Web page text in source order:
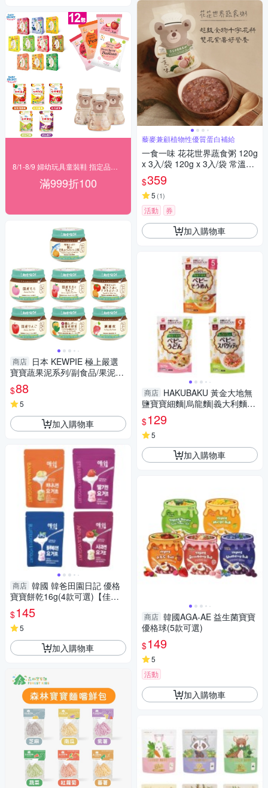
滿999折100
商店 日本 KEWPIE 極上嚴選
寶寶蔬果泥系列/副食品/果泥(7
款可選)
$88
5
加入購物車
商店 韓國 韓爸田園日記 優格
寶寶餅乾16g(4款可選)【佳兒
園婦幼館】
$145
5
加入購物車
藜麥兼顧植物性優質蛋白補給
一食一味 花花世界蔬食粥 120g
x 3入/袋 120g x 3入/袋 常溫粥/
輕食粥/寶寶粥/副食品
$359
5 (1)
活動 券
加入購物車
商店 HAKUBAKU 黃金大地無
鹽寶寶細麵|烏龍麵|義大利麵-
嬰幼兒專屬副食品
$129
5
加入購物車
商店 韓國AGA-AE 益生菌寶寶
優格球(5款可選)
$149
5
活動
加入購物車